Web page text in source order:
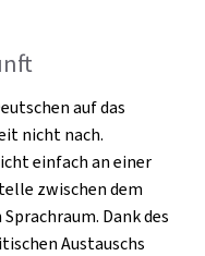
auf das
nicht nach.
einfach an einer
zwischen dem
Dank des
Austauschs